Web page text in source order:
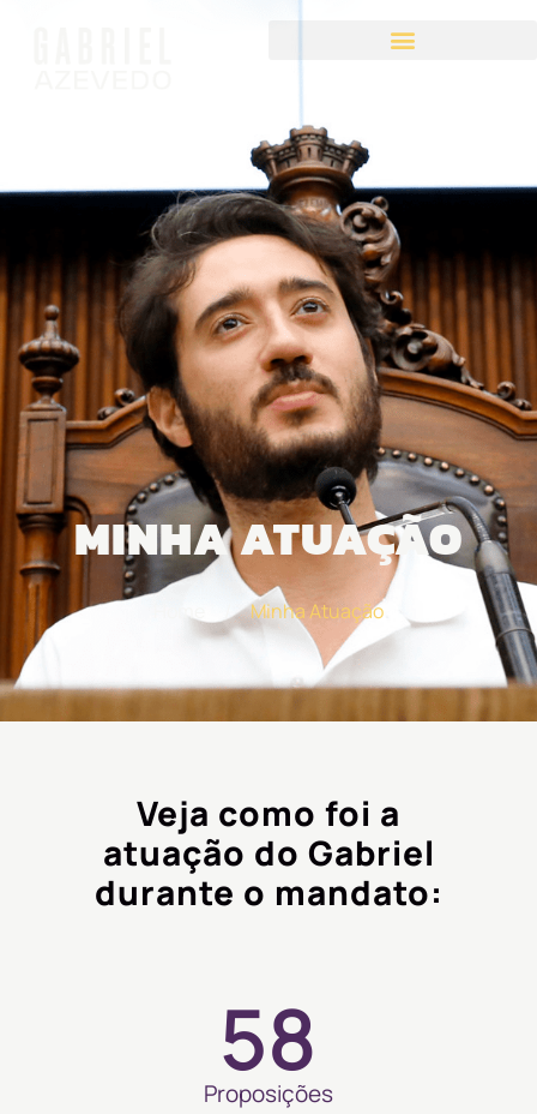
MINHA ATUAÇÃO
/ Minha Atuação
Veja como foi a
atuação do Gabriel
durante o mandato:
Proposições
58